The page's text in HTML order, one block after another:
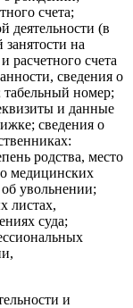
счета;
деятельности (в
на
расчетного счета
сведения о
табельный номер;
и данные
сведения о
родства, место
медицинских
увольнении;
листах,
суда;
и